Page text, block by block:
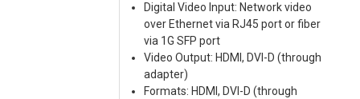
Digital Video Input: Network video
over Ethernet via RJ45 port or fiber
via 1G SFP port
Video Output: HDMI, DVI-D (through
adapter)
Formats: HDMI, DVI-D (through